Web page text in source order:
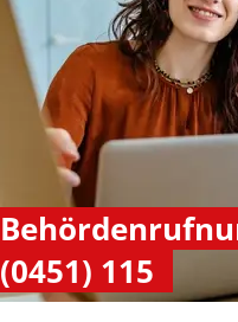
(0451) 115